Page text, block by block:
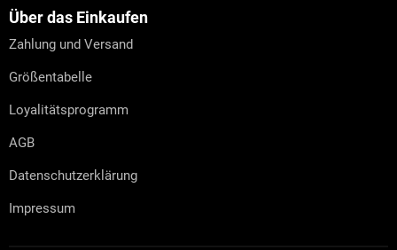
Über das Einkaufen
Zahlung und Versand
Größentabelle
Loyalitätsprogramm
AGB
Datenschutzerklärung
Impressum